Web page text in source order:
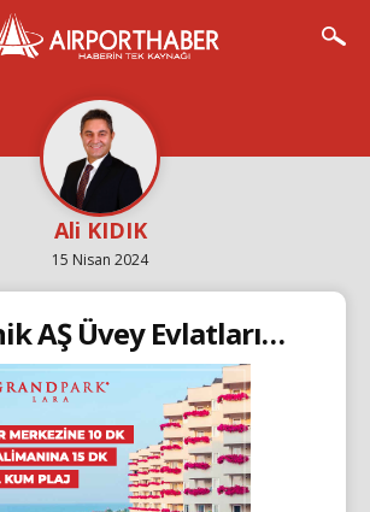
Ali KIDIK
15 Nisan 2024
AŞ Üvey Evlatları…